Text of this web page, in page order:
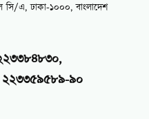
সি/এ, ঢাকা-১০০০, বাংলাদেশ
৯০